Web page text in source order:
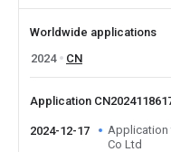
Worldwide applications
2024
CN
Application
2024-12-17
Application
Co Ltd